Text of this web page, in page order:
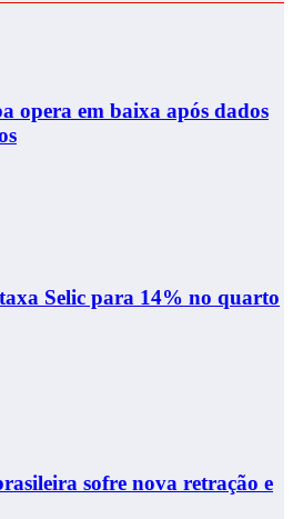
opera em baixa após dados
Selic para 14% no quarto
sofre nova retração e